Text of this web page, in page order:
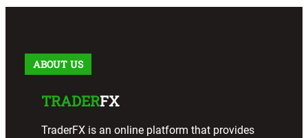
c
ABOUT US
TRADERFX
TraderFX is an online platform that provides